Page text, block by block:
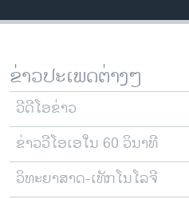
ລາຍການກະຈາຍສຽງ
ລາຍງານ
ຕິດຕາມພວກເຮົາ ທີ່
ພາສາຕ່າງໆ
ຂ່າວປະເພດຕ່າງໆ
ວີດີໂອຂ່າວ
ຂ່າວວີໂອເອໃນ 60 ວິນາທີ
ວິທະຍາສາດ-ເທັກໂນໂລຈີ